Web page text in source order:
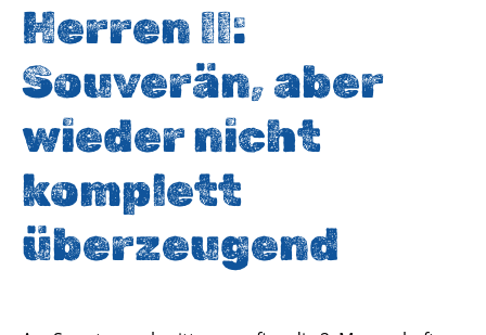
Herren II:
Souverän, aber
wieder nicht
komplett
überzeugend